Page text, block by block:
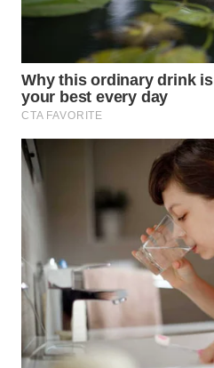
WN
WN
LABUANBAJO
BORNEO
WAHANA
NEWS
WAHANA